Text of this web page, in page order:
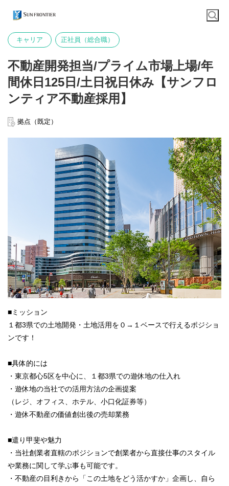
キャリア 正社員（総合職）
不動産開発担当/プライム市場上場/年
間休日125日/土日祝日休み【サンフロ
ンティア不動産採用】
拠点（既定）
■ミッション
１都3県での土地開発・土地活用を０→１ベースで行えるポジショ
ンです！
■具体的には
・東京都心5区を中心に、１都3県での遊休地の仕入れ
・遊休地の当社での活用方法の企画提案
（レジ、オフィス、ホテル、小口化証券等）
・遊休不動産の価値創出後の売却業務
■遣り甲斐や魅力
・当社創業者直轄のポジションで創業者から直接仕事のスタイル
や業務に関して学ぶ事も可能です。
・不動産の目利きから「この土地をどう活かすか」企画し、自ら